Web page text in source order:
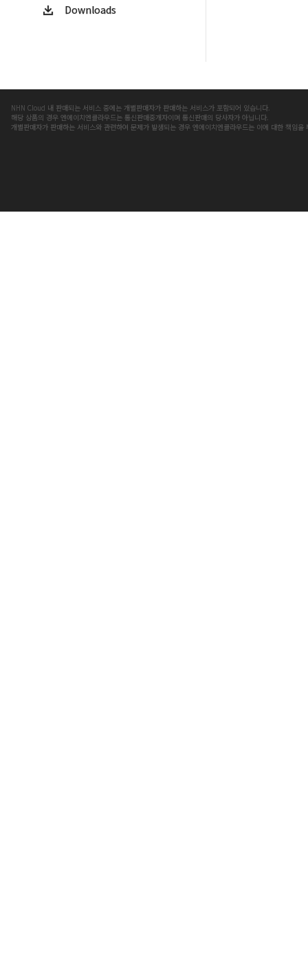
Downloads
NHN Cloud 내 판매되는 서비스 중에는 개별판매자가 판매하는 서비스가 포함되어 있습니다.
해당 상품의 경우 엔에이치엔클라우드는 통신판매중개자이며 통신판매의 당사자가 아닙니다.
개별판매자가 판매하는 서비스와 관련하여 문제가 발생되는 경우 엔에이치엔클라우드는 이에 대한 책임을